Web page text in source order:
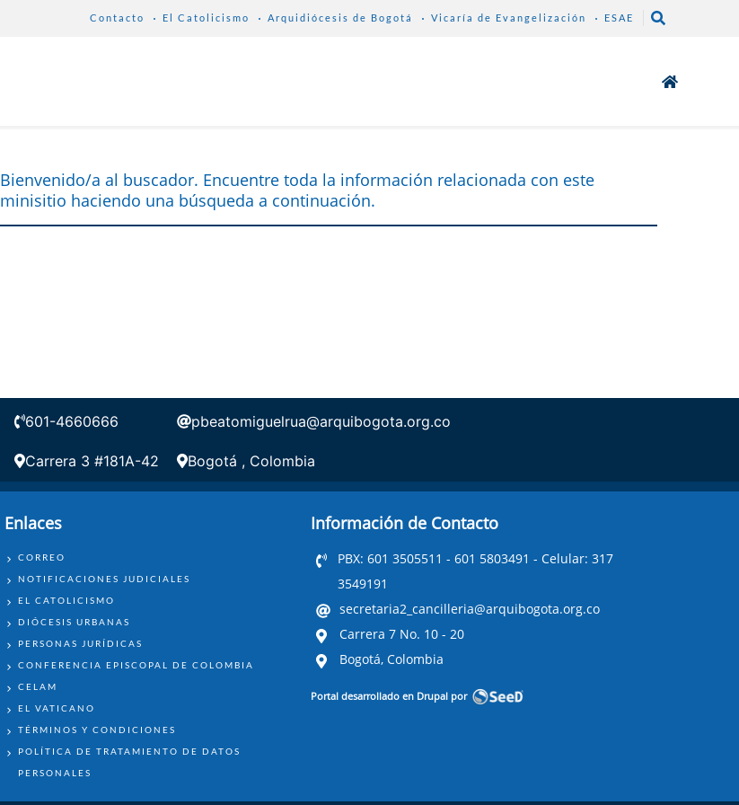
Contacto El Catolicismo Arquidiócesis de Bogotá Vicaría de Evangelización ESAE
Bienvenido/a al buscador. Encuentre toda la información relacionada con este
minisitio haciendo una búsqueda a continuación.
601-4660666 pbeatomiguelrua@arquibogota.org.co
Carrera 3 #181A-42 Bogotá , Colombia
Enlaces
ENLACES
CORREO
NOTIFICACIONES JUDICIALES
EL CATOLICISMO
DIÓCESIS URBANAS
PERSONAS JURÍDICAS
CONFERENCIA EPISCOPAL DE COLOMBIA
CELAM
EL VATICANO
TÉRMINOS Y CONDICIONES
POLÍTICA DE TRATAMIENTO DE DATOS
PERSONALES
Información de Contacto
PBX: 601 3505511 - 601 5803491 - Celular: 317
3549191
secretaria2_cancilleria@arquibogota.org.co
Carrera 7 No. 10 - 20
Bogotá, Colombia
Portal desarrollado en Drupal por